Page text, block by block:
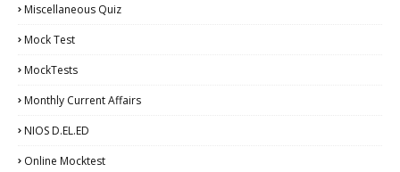
Miscellaneous Quiz
Mock Test
MockTests
Monthly Current Affairs
NIOS D.EL.ED
Online Mocktest